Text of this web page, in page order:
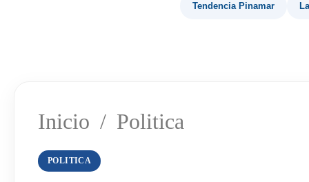
Tendencia Pinamar
Inicio / Politica
POLITICA